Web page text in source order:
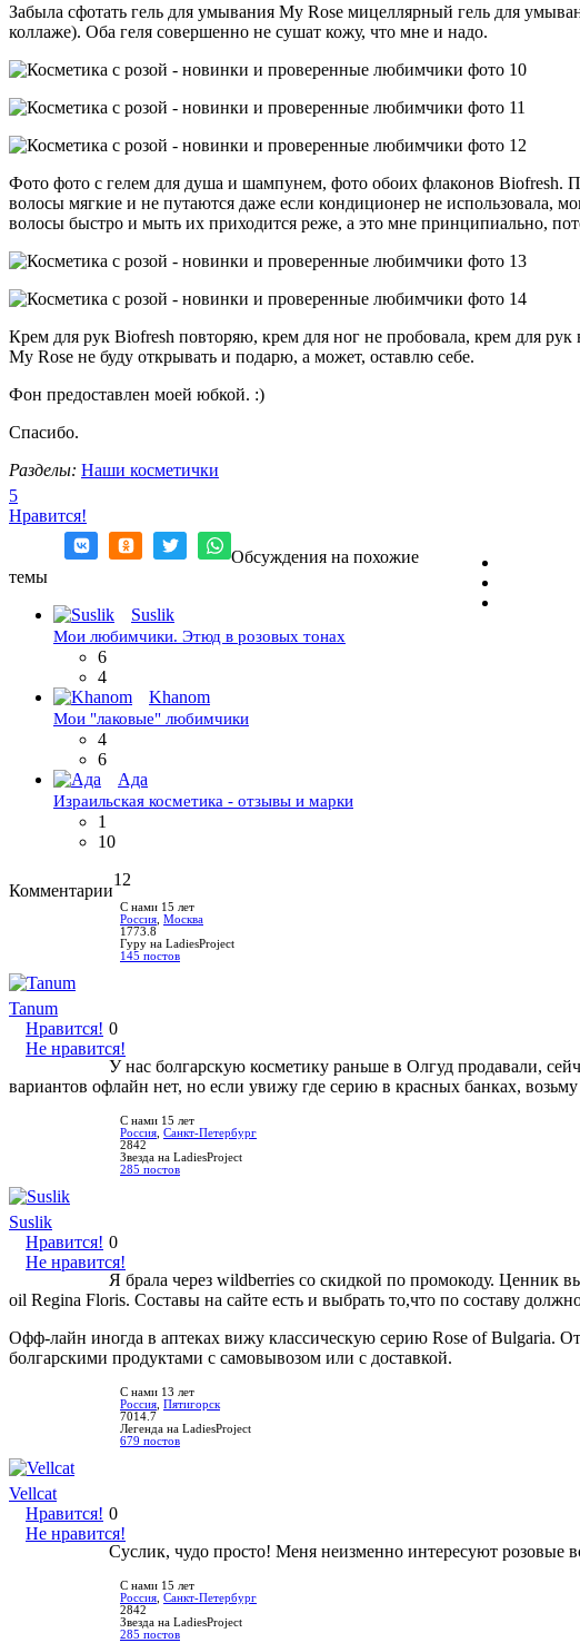
Забыла сфотать гель для умывания My Rose мицеллярный гель для
коллаже). Оба геля совершенно не сушат кожу, что мне и надо.
Фото фото с гелем для душа и шампунем, фото обоих флаконов Biofresh.
волосы мягкие и не путаются даже если кондиционер не использовала,
волосы быстро и мыть их приходится реже, а это мне принципиально,
Крем для рук Biofresh повторяю, крем для ног не пробовала, крем для
My Rose не буду открывать и подарю, а может, оставлю себе.
Фон предоставлен моей юбкой. :)
Спасибо.
Разделы: Наши косметички
5
Нравится!
Обсуждения на похожие
темы
Suslik
Мои любимчики. Этюд в розовых тонах
6
4
Khanom
Мои "лаковые" любимчики
4
6
Ада
Израильская косметика - отзывы и марки
1
10
Комментарии
12
С нами 15 лет
Россия Москва
1773.8
Гуру на LadiesProject
145 постов
Tanum
Нравится!
Не нравится!
0
У нас болгарскую косметику раньше в Олгуд продавали,
вариантов офлайн нет, но если увижу где серию в красных банках,
С нами 15 лет
Россия Санкт-Петербург
2842
Звезда на LadiesProject
285 постов
Suslik
Нравится!
Не нравится!
0
Я брала через wildberries со скидкой по промокоду. Ценник
oil Regina Floris. Составы на сайте есть и выбрать то,что по составу
Офф-лайн иногда в аптеках вижу классическую серию Rose of Bulgaria.
болгарскими продуктами с самовывозом или с доставкой.
С нами 13 лет
Россия Пятигорск
7014.7
Легенда на LadiesProject
679 постов
Vellcat
Нравится!
Не нравится!
0
Суслик, чудо просто! Меня неизменно интересуют розовые
С нами 15 лет
Россия Санкт-Петербург
2842
Звезда на LadiesProject
285 постов